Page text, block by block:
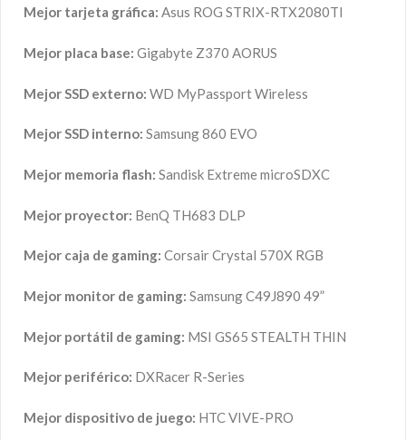
Mejor tarjeta gráfica: Asus ROG STRIX-RTX2080TI
Mejor placa base: Gigabyte Z370 AORUS
Mejor SSD externo: WD MyPassport Wireless
Mejor SSD interno: Samsung 860 EVO
Mejor memoria flash: Sandisk Extreme microSDXC
Mejor proyector: BenQ TH683 DLP
Mejor caja de gaming: Corsair Crystal 570X RGB
Mejor monitor de gaming: Samsung C49J890 49”
Mejor portátil de gaming: MSI GS65 STEALTH THIN
Mejor periférico: DXRacer R-Series
Mejor dispositivo de juego: HTC VIVE-PRO